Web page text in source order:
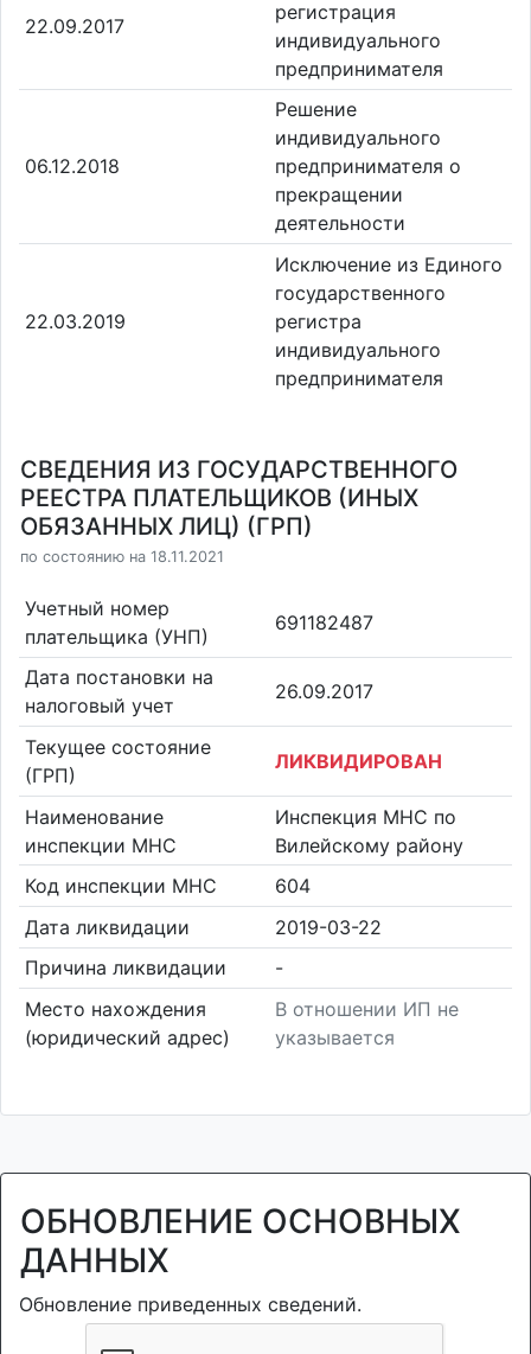
22.09.2017
регистрация
индивидуального
предпринимателя
06.12.2018
Решение
индивидуального
предпринимателя о
прекращении
деятельности
22.03.2019
Исключение из Единого
государственного
регистра
индивидуального
предпринимателя
СВЕДЕНИЯ ИЗ ГОСУДАРСТВЕННОГО
РЕЕСТРА ПЛАТЕЛЬЩИКОВ (ИНЫХ
ОБЯЗАННЫХ ЛИЦ) (ГРП)
по состоянию на 18.11.2021
Учетный номер
плательщика (УНП)
691182487
Дата постановки на
налоговый учет
26.09.2017
Текущее состояние
(ГРП)
ЛИКВИДИРОВАН
Наименование
инспекции МНС
Инспекция МНС по
Вилейскому району
Код инспекции МНС
604
Дата ликвидации
2019-03-22
Причина ликвидации
-
Место нахождения
(юридический адрес)
В отношении ИП не
указывается
ОБНОВЛЕНИЕ ОСНОВНЫХ
ДАННЫХ
Обновление приведенных сведений.